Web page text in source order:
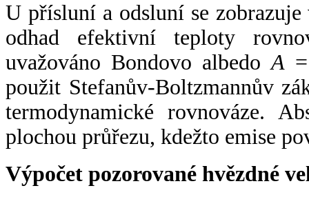
U přísluní a odsluní se
odhad efektivní teploty
uvažováno Bondovo albedoA
použit Stefanův-Boltzmannův
termodynamické rovnováze.
plochou průřezu, kdežto emise
Výpočet pozorované hvězdné